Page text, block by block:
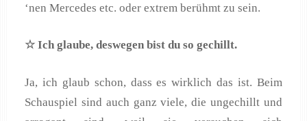
‘nen Mercedes etc. oder extrem berühmt zu sein.
☆ Ich glaube, deswegen bist du so gechillt.
Ja, ich glaub schon, dass es wirklich das ist. Beim
Schauspiel sind auch ganz viele, die ungechillt und